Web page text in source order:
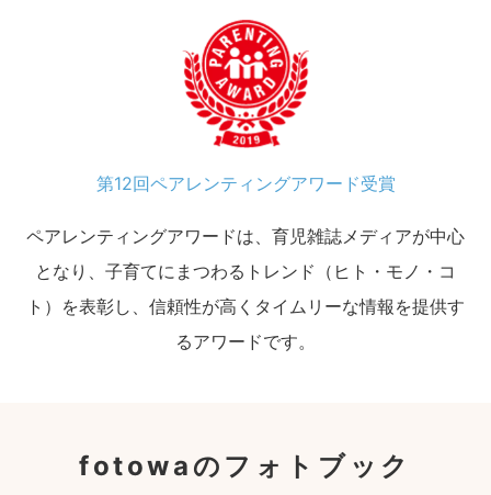
第12回ペアレンティングアワード受賞
ペアレンティングアワードは、育児雑誌メディアが中心
となり、子育てにまつわるトレンド（ヒト・モノ・コ
ト）を表彰し、信頼性が高くタイムリーな情報を提供す
るアワードです。
fotowaのフォトブック